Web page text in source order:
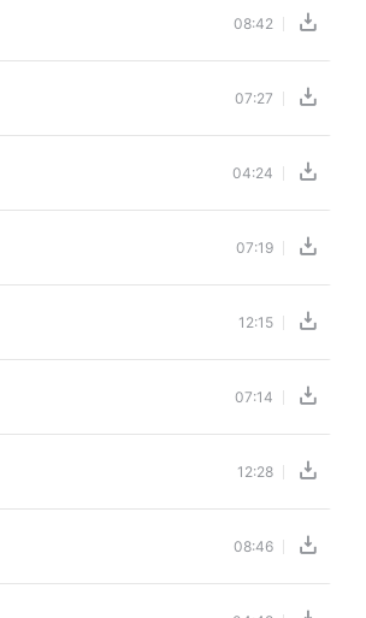
08:42
07:27
04:24
07:19
12:15
07:14
12:28
08:46